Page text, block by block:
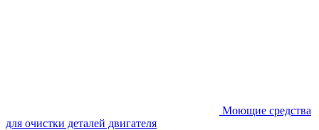
Моющие средства
для очистки деталей двигателя